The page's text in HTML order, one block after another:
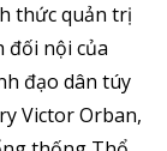
thức quản trị
đối nội của
đạo dân túy
Victor Orban,